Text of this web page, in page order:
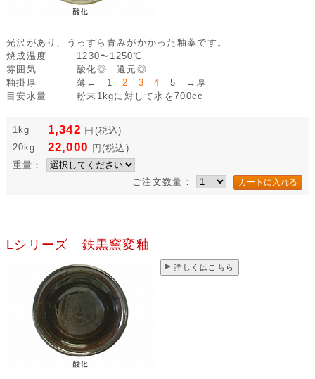
光沢があり、うっすら青みがかかった釉薬です。
焼成温度
1230〜1250℃
雰囲気
酸化◎ 還元◎
釉掛厚
薄← 12 3 45 →厚
目安水量
粉末1kgに対して水を700cc
1kg 1,342 円 (税込)
20kg
22,000 円(税込)
重量：
ご注文数量：
Lシリーズ 鉄黒窯変釉
詳しくはこちら